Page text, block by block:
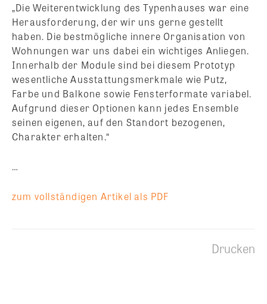
„Die Weiterentwicklung des Typenhauses war eine
Herausforderung, der wir uns gerne gestellt
haben. Die bestmögliche innere Organisation von
Wohnungen war uns dabei ein wichtiges Anliegen.
Innerhalb der Module sind bei diesem Prototyp
wesentliche Ausstattungsmerkmale wie Putz,
Farbe und Balkone sowie Fensterformate variabel.
Aufgrund dieser Optionen kann jedes Ensemble
seinen eigenen, auf den Standort bezogenen,
Charakter erhalten.“
…
zum vollständigen Artikel als PDF
Drucken